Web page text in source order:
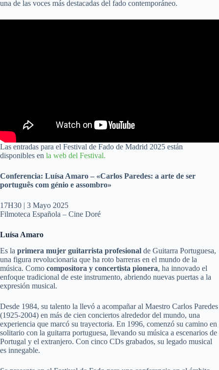
una de las voces más destacadas del fado contemporáneo.
Las entradas para el Festival de Fado de Madrid 2025 están
disponibles en la web del Festival.
Conferencia: Luísa Amaro – «Carlos Paredes: a arte de ser
português com génio e assombro»
17H30 | 3 Mayo 2025
Filmoteca Española – Cine Doré
Luísa Amaro
Es la primera mujer guitarrista profesional de Guitarra Portuguesa,
una figura revolucionaria que ha roto barreras en el mundo de la
música. Como compositora y concertista pionera, ha innovado el
enfoque tradicional de este instrumento, abriendo nuevas puertas a la
expresión musical.
Desde 1984, su talento la llevó a acompañar al Maestro Carlos Paredes
(1925-2004) en más de cien conciertos alrededor del mundo, una
experiencia que marcó su trayectoria. En 1996, comenzó su camino en
solitario con la guitarra portuguesa, llevando su música a escenarios de
Portugal y el extranjero. Con cinco CDs grabados, su legado musical
es innegable.